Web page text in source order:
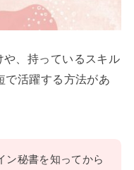
、持っているスキル
で活躍する方法があ
ン秘書を知ってから